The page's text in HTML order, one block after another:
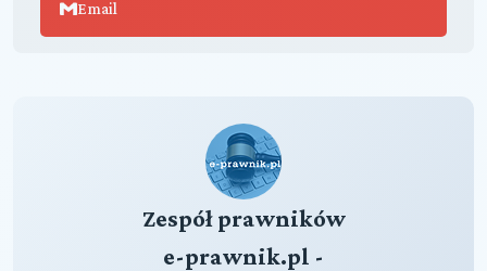
Email
Zespół prawników
e-prawnik.pl -